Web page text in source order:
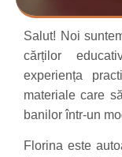
Salut! Noi
cărților
experiența
materiale care
banilor într-un
Florina este